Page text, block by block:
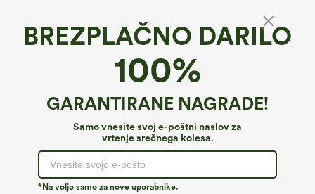
BREZPLAČNO DARILO
100%
GARANTIRANE NAGRADE!
Samo vnesite svoj e-poštni naslov za
vrtenje srečnega kolesa.
*Na voljo samo za nove uporabnike.
Ups!
Zdi se, da ne moremo najti strani, ki jo iščete.